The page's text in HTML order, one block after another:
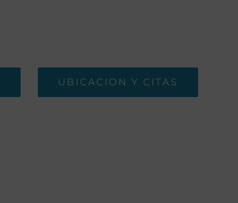
UBICACION Y CITAS